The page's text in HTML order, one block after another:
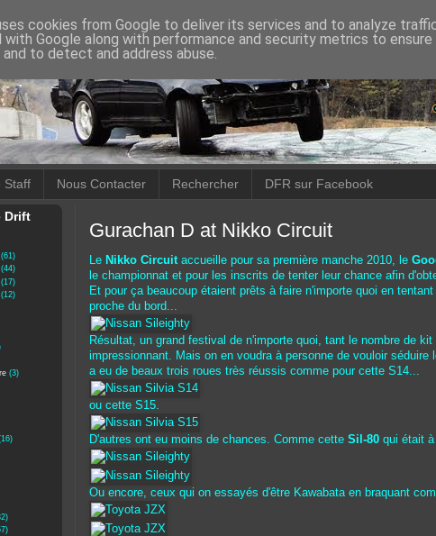
Staff Nous Contacter Rechercher DFR sur Facebook
Gurachan D at Nikko Circuit
Le Nikko Circuitaccueille pour sa première manche 2010, le
le championnat et pour les inscrits de tenter leur chance afin
Et pour ça beaucoup étaient prêts à faire n'importe quoi en
proche du bord...
Résultat, un grand festival de n'importe quoi, tant le nombre de
impressionnant. Mais on en voudra à personne de vouloir
a eu de beaux trois roues très réussis comme pour cette S14...
ou cette S15.
D'autres ont eu moins de chances. Comme cette Sil-80 qui était
Ou encore, ceux qui on essayés d'être Kawabata en braquant
Drift
(61)
(44)
(17)
(12)
(3)
cookies from Google to deliver its services and to analyze
with Google along with performance and security metrics to
to detect and address abuse.